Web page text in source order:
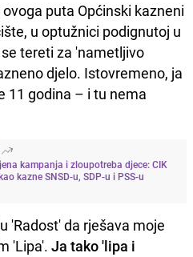
ovoga puta Općinski kazneni
u optužnici podignutoj u
tereti za 'nametljivo
djelo. Istovremeno, ja
11 godina – i tu nema
kampanja i zloupotreba djece: CIK
kazne SNSD-u, SDP-u i PSS-u
'Radost' da rješava moje
'Lipa'. Ja tako 'lipa i